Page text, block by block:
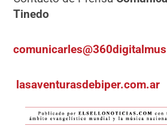
Tinedo
lasaventurasdebiper.com.ar